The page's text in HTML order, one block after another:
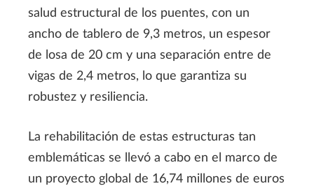
salud estructural de los puentes, con un
ancho de tablero de 9,3 metros, un espesor
de losa de 20 cm y una separación entre de
vigas de 2,4 metros, lo que garantiza su
robustez y resiliencia.
La rehabilitación de estas estructuras tan
emblemáticas se llevó a cabo en el marco de
un proyecto global de 16,74 millones de euros